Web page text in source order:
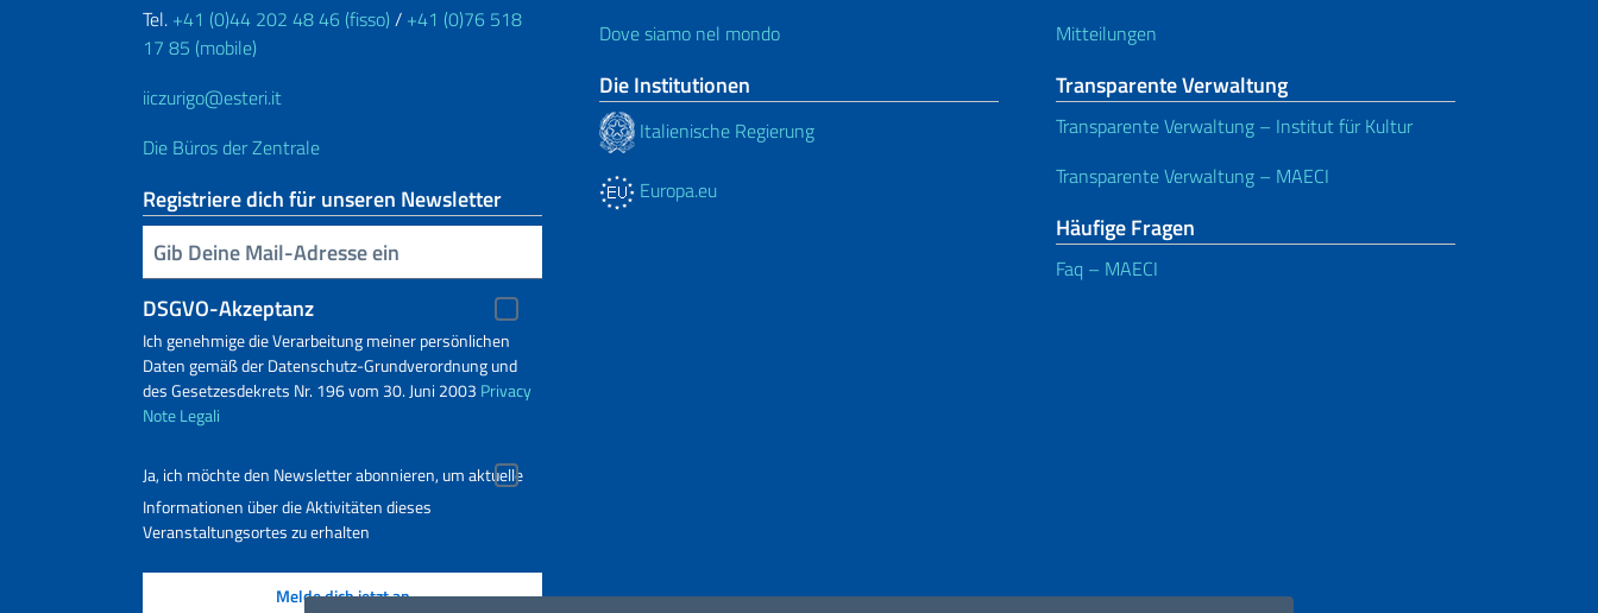
Tel. +41 (0)44 202 48 46 (fisso) / +41 (0)76 518
17 85 (mobile)
iiczurigo@esteri.it
Die Büros der Zentrale
Registriere dich für unseren Newsletter
Geben Sie Ihre E-Mail ein
DSGVO-Akzeptanz
Ich genehmige die Verarbeitung meiner persönlichen
Daten gemäß der Datenschutz-Grundverordnung und
des Gesetzesdekrets Nr. 196 vom 30. Juni 2003 Privacy
Note Legali
Ja, ich möchte den Newsletter abonnieren, um aktuelle
Informationen über die Aktivitäten dieses
Veranstaltungsortes zu erhalten
Dove siamo nel mondo
Die Institutionen
Italienische Regierung
Europa.eu
Mitteilungen
Transparente Verwaltung
Transparente Verwaltung – Institut für Kultur
Transparente Verwaltung – MAECI
Häufige Fragen
Faq – MAECI